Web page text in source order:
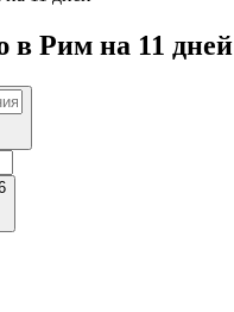
Рим на 11 дней